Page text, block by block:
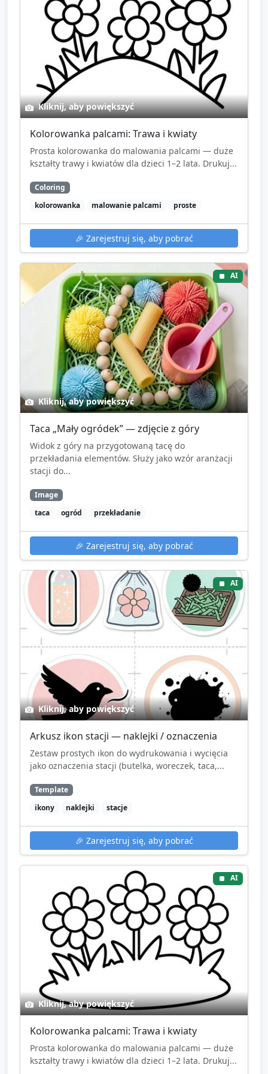
„trawa”) i zachęć dzieci do wskazania tych
elementów lub do powtórzenia prostych słów.
Pożegnanie piosenką (ta sama lub zmieniona
melodia) i pojedyncze słowa pożegnalne dla
każdego dziecka.
Przekaż rodzicom krótką informację (patrz pole
parentNote).
Kliknij, aby powiększyć
Kolorowanka palcami: Trawa i kwiaty
Prosta kolorowanka do malowania palcami — duże
kształty trawy i kwiatów dla dzieci 1–2 lata. Drukuj...
Coloring
kolorowanka
malowanie palcami proste
🎉 Zarejestruj się, aby pobrać
AI
Kliknij, aby powiększyć
Taca „Mały ogródek” — zdjęcie z góry
Widok z góry na przygotowaną tacę do
przekładania elementów. Służy jako wzór aranżacji
stacji do...
Image
taca
ogród przekładanie
🎉 Zarejestruj się, aby pobrać
AI
Kliknij, aby powiększyć
Arkusz ikon stacji — naklejki / oznaczenia
Zestaw prostych ikon do wydrukowania i wycięcia
jako oznaczenia stacji (butelka, woreczek, taca,...
Template
ikony
naklejki stacje
🎉 Zarejestruj się, aby pobrać
AI
Kliknij, aby powiększyć
Kolorowanka palcami: Trawa i kwiaty
Prosta kolorowanka do malowania palcami — duże
kształty trawy i kwiatów dla dzieci 1–2 lata. Drukuj...